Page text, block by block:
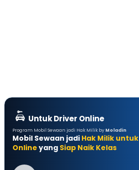
Untuk Driver Online
Program Mobil Sewaan jadi Hak Milik by Moladin
Mobil Sewaan jadi Hak Milik untuk
Online yang Siap Naik Kelas